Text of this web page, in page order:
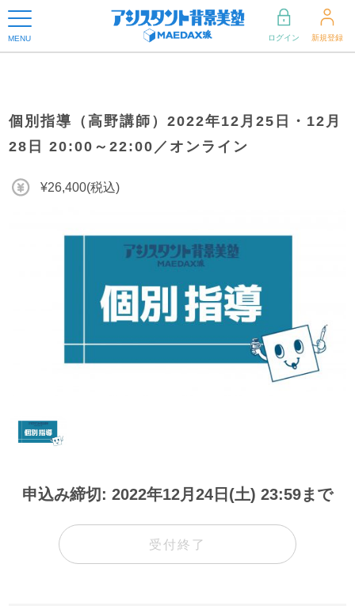
MENU ログイン 新規登録
個別指導（高野講師）2022年12月25日・12月
28日 20:00～22:00／オンライン
¥26,400(税込)
申込み締切: 2022年12月24日(土) 23:59まで
受付終了